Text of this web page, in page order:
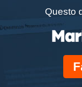
Questo